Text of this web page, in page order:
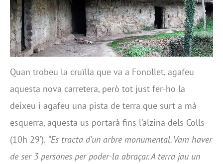
Quan trobeu la cruïlla que va a Fonollet, agafeu
aquesta nova carretera, però tot just fer-ho la
deixeu i agafeu una pista de terra que surt a mà
esquerra, aquesta us portarà fins l’alzina dels Colls
(10h 29’). “Es tracta d’un arbre monumental. Vam haver
de ser 3 persones per poder-la abraçar. A terra jau un